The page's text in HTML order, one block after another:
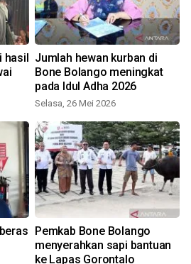
hasil Jumlah hewan kurban di
Bone Bolango meningkat
pada Idul Adha 2026
Selasa, 26 Mei 2026
Pemkab Bone Bolango
menyerahkan sapi bantuan
ke Lapas Gorontalo